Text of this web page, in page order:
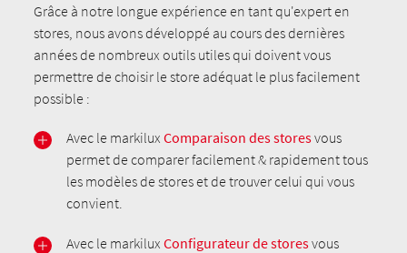
Grâce à notre longue expérience en tant qu'expert en
stores, nous avons développé au cours des dernières
années de nombreux outils utiles qui doivent vous
permettre de choisir le store adéquat le plus facilement
possible :
Avec le markiluxComparaison des storesvous
permet de comparer facilement & rapidement tous
les modèles de stores et de trouver celui qui vous
convient.
Avec le markiluxConfigurateur de storesvous